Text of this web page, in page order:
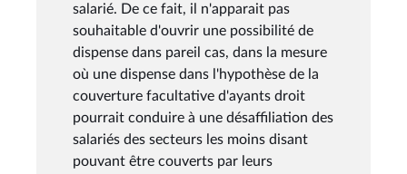
salarié. De ce fait, il n'apparait pas
souhaitable d'ouvrir une possibilité de
dispense dans pareil cas, dans la mesure
où une dispense dans l'hypothèse de la
couverture facultative d'ayants droit
pourrait conduire à une désaffiliation des
salariés des secteurs les moins disant
pouvant être couverts par leurs